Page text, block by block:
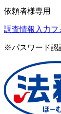
依頼者様専用
調査情報入力フ
※パスワード認